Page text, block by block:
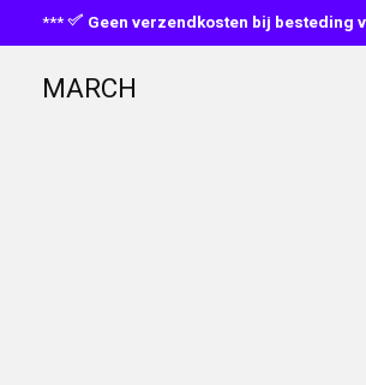
*** Geen verzendkosten bij besteding
MARCH